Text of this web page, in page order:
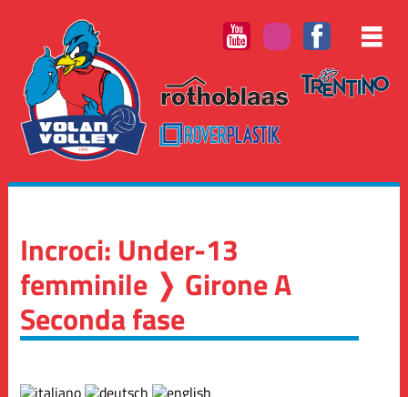
Incroci: Under-13
femminile ❭ Girone A
Seconda fase